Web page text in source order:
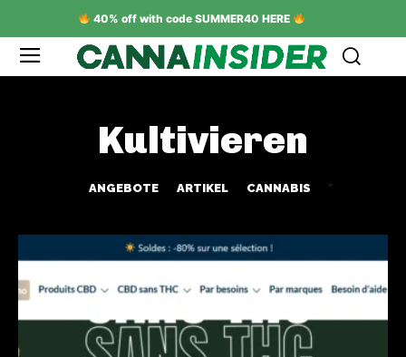
40% off with code SUMMER40 HERE
Kultivieren
ANGEBOTE ARTIKEL CANNABIS